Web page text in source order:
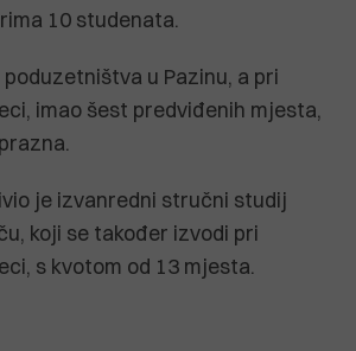
10 studenata.
u Pazinu, a pri
imao šest predviđenih mjesta,
je izvanredni stručni studij
koji se također izvodi pri
s kvotom od 13 mjesta.